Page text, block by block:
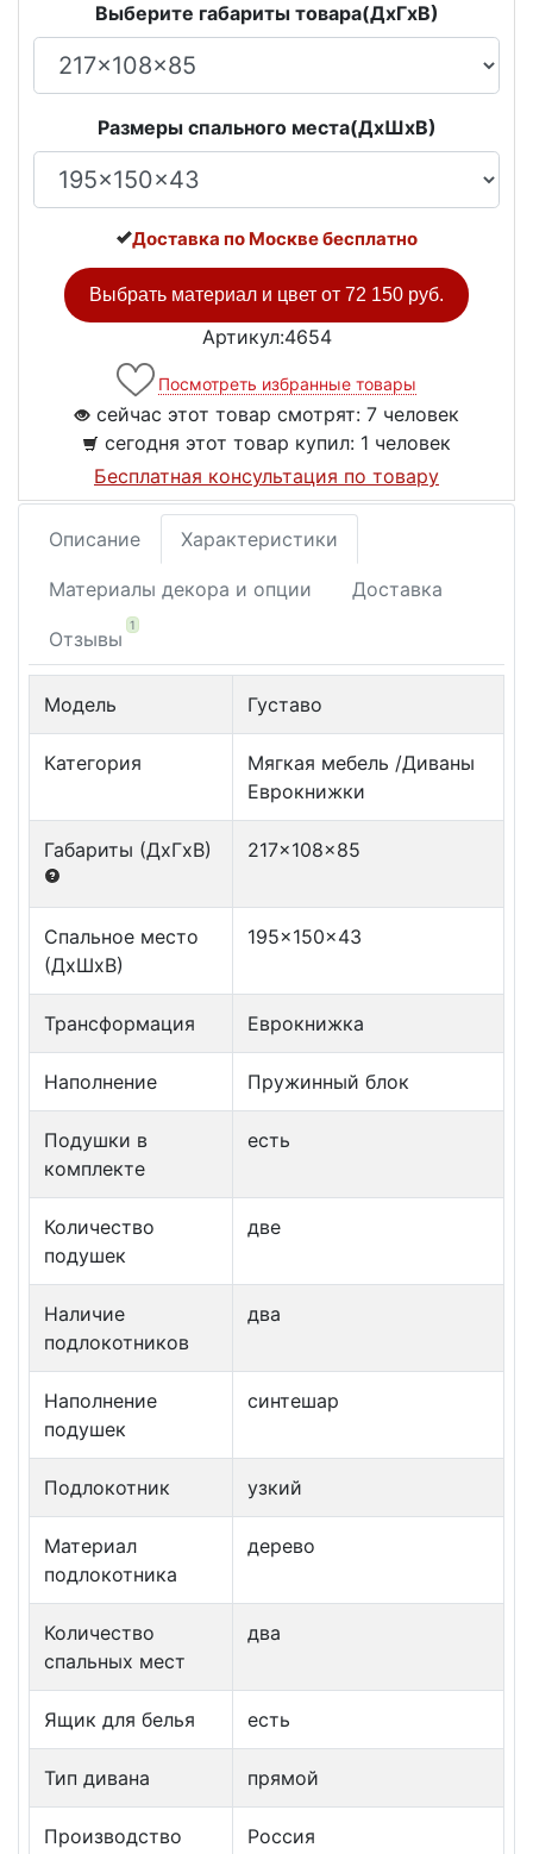
Выберите габариты товара(ДxГxВ)
Размеры спального места(ДxШxВ)
Доставка по Москве бесплатно
Выбрать материал и цвет от 72 150 руб.
Артикул:4654
Посмотреть избранные товары
сейчас этот товар смотрят: 7 человек
сегодня этот товар купил: 1 человек
Бесплатная консультация по товару
Описание Характеристики
Материалы декора и опции Доставка
Отзывы
1
Модель Густаво
Категория
Мягкая мебель /Диваны
Еврокнижки
Габариты (ДxГxВ) 217x108x85
Спальное место
(ДxШxВ)
195x150x43
Трансформация Еврокнижка
Наполнение Пружинный блок
Подушки в
комплекте
есть
Количество
подушек
две
Наличие
подлокотников
два
Наполнение
подушек
синтешар
Подлокотник узкий
Материал
подлокотника
дерево
Количество
спальных мест
два
Ящик для белья есть
Тип дивана прямой
Производство Россия